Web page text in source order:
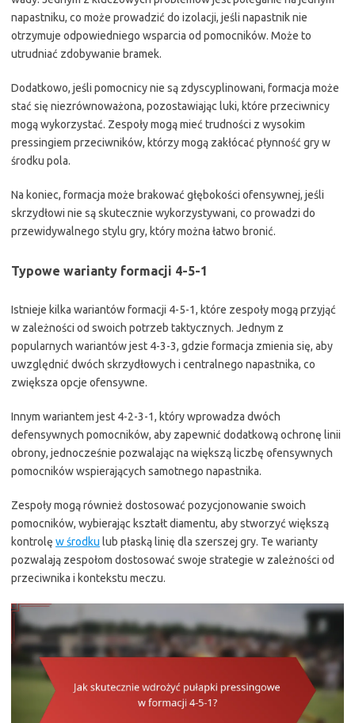
napastniku, co może prowadzić do izolacji, jeśli napastnik nie
otrzymuje odpowiedniego wsparcia od pomocników. Może to
utrudniać zdobywanie bramek.
Dodatkowo, jeśli pomocnicy nie są zdyscyplinowani, formacja może
stać się niezrównoważona, pozostawiając luki, które przeciwnicy
mogą wykorzystać. Zespoły mogą mieć trudności z wysokim
pressingiem przeciwników, którzy mogą zakłócać płynność gry w
środku pola.
Na koniec, formacja może brakować głębokości ofensywnej, jeśli
skrzydłowi nie są skutecznie wykorzystywani, co prowadzi do
przewidywalnego stylu gry, który można łatwo bronić.
Typowe warianty formacji 4-5-1
Istnieje kilka wariantów formacji 4-5-1, które zespoły mogą przyjąć
w zależności od swoich potrzeb taktycznych. Jednym z
popularnych wariantów jest 4-3-3, gdzie formacja zmienia się, aby
uwzględnić dwóch skrzydłowych i centralnego napastnika, co
zwiększa opcje ofensywne.
Innym wariantem jest 4-2-3-1, który wprowadza dwóch
defensywnych pomocników, aby zapewnić dodatkową ochronę linii
obrony, jednocześnie pozwalając na większą liczbę ofensywnych
pomocników wspierających samotnego napastnika.
Zespoły mogą również dostosować pozycjonowanie swoich
pomocników, wybierając kształt diamentu, aby stworzyć większą
kontrolę w środku lub płaską linię dla szerszej gry. Te warianty
pozwalają zespołom dostosować swoje strategie w zależności od
przeciwnika i kontekstu meczu.